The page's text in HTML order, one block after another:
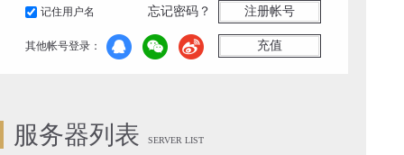
记住用户名 忘记密码？ 注册帐号
充值
其他帐号登录：
服务器列表 SERVER LIST